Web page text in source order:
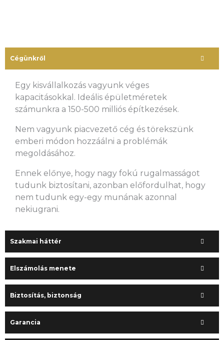
Cégünkről
Egy kisvállalkozás vagyunk véges
kapacitásokkal. Ideális épületméretek
számunkra a 150-500 milliós építkezések.
Nem vagyunk piacvezető cég és törekszünk
emberi módon hozzáálni a problémák
megoldásához.
Ennek előnye, hogy nagy fokú rugalmasságot
tudunk biztosítani, azonban előfordulhat, hogy
nem tudunk egy-egy munának azonnal
nekiugrani.
Szakmai háttér
Elszámolás menete
Biztosítás, biztonság
Garancia